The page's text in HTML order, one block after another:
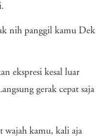
nih panggil kamu Dek
ekspresi kesal luar
gerak cepat saja
wajah kamu, kali aja